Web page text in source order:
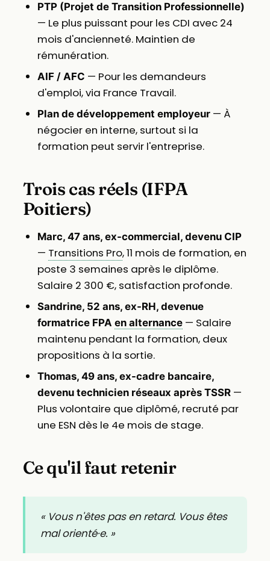
PTP (Projet de Transition Professionnelle)
— Le plus puissant pour les CDI avec 24
mois d'ancienneté. Maintien de
rémunération.
AIF / AFC — Pour les demandeurs
d'emploi, via France Travail.
Plan de développement employeur— À
négocier en interne, surtout si la
formation peut servir l'entreprise.
Trois cas réels (IFPA
Poitiers)
Marc, 47 ans, ex-commercial, devenu CIP
— Transitions Pro, 11 mois de formation, en
poste 3 semaines après le diplôme.
Salaire 2 300 €, satisfaction profonde.
Sandrine, 52 ans, ex-RH, devenue
formatrice FPA en alternance— Salaire
maintenu pendant la formation, deux
propositions à la sortie.
Thomas, 49 ans, ex-cadre bancaire,
devenu technicien réseaux après TSSR—
Plus volontaire que diplômé, recruté par
une ESN dès le 4e mois de stage.
Ce qu'il faut retenir
« Vous n'êtes pas en retard. Vous êtes
mal orienté·e. »